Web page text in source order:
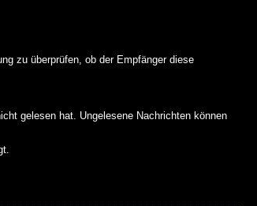
zu überprüfen, ob der Empfänger diese
gelesen hat. Ungelesene Nachrichten können